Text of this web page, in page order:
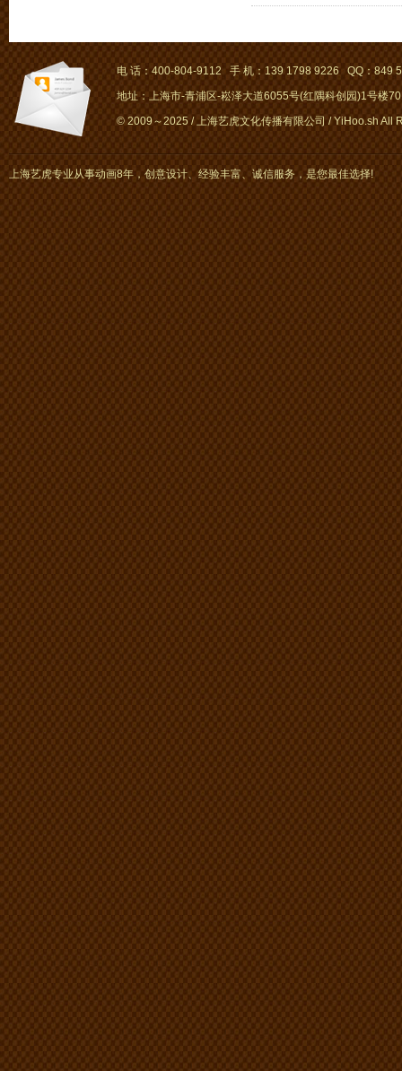
电 话：400-804-9112 手 机：139 1798 9226 QQ：849
地址：上海市-青浦区-崧泽大道6055号(红隅科创园)1号楼
© 2009～2025 / 上海艺虎文化传播有限公司 / YiHoo.sh All
上海艺虎专业从事动画8年，创意设计、经验丰富、诚信服务，是您最佳选择!